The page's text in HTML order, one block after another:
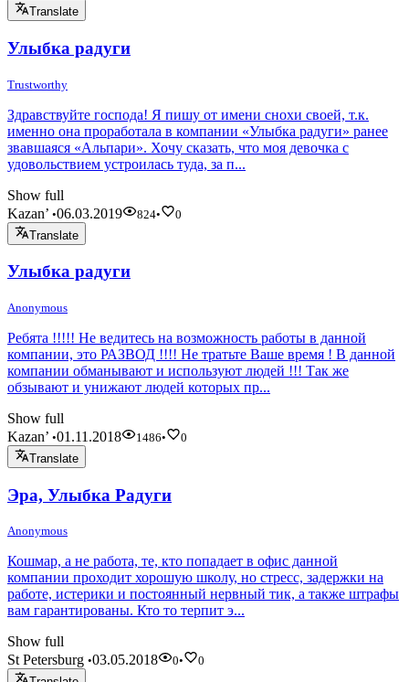
Translate
Улыбка радуги
Trustworthy
Здравствуйте господа! Я пишу от имени снохи своей, т.к.
именно она проработала в компании «Улыбка радуги» ранее
звавшаяся «Альпари». Хочу сказать, что моя девочка с
удовольствием устроилась туда, за п...
Show full
Kazan’ •06.03.2019 824•
0
Translate
Улыбка радуги
Anonymous
Ребята !!!!! Не ведитесь на возможность работы в данной
компании, это РАЗВОД !!!! Не тратьте Ваше время ! В данной
компании обманывают и используют людей !!! Так же
обзывают и унижают людей которых пр...
Show full
Kazan’ •01.11.2018 1486•
0
Translate
Эра, Улыбка Радуги
Anonymous
Кошмар, а не работа, те, кто попадает в офис данной
компании проходит хорошую школу, но стресс, задержки на
работе, истерики и постоянный нервный тик, а также штрафы
вам гарантированы. Кто то терпит э...
Show full
St Petersburg •03.05.2018 0•
0